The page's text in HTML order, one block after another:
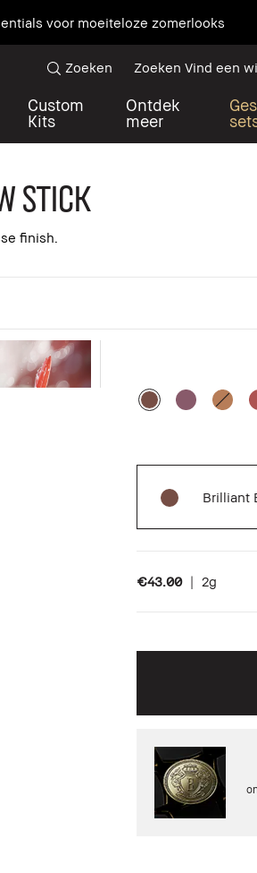
voor moeiteloze zomerlooks
Custom
Kits
Ontdek
meer
Zoeken Zoeken Vind een
Stick
finish.
Brilliant
€43.00 | 2g